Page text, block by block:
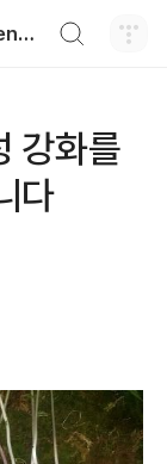
와일드진생WG엔터테인먼트 entertainment
강화를
다